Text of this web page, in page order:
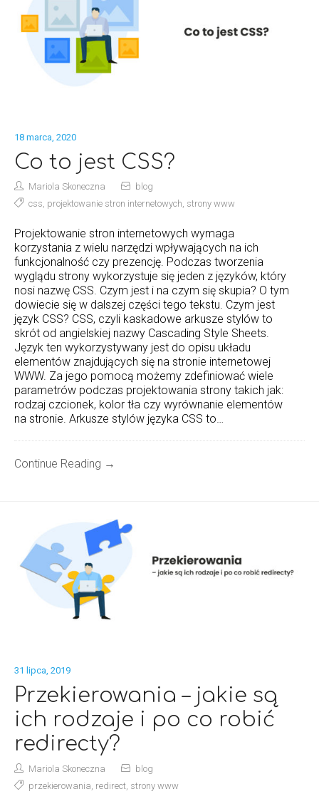
18 marca, 2020
Co to jest CSS?
Mariola Skoneczna
blog
css, projektowanie stron internetowych, strony www
Projektowanie stron internetowych wymaga
korzystania z wielu narzędzi wpływających na ich
funkcjonalność czy prezencję. Podczas tworzenia
wyglądu strony wykorzystuje się jeden z języków, który
nosi nazwę CSS. Czym jest i na czym się skupia? O tym
dowiecie się w dalszej części tego tekstu. Czym jest
język CSS? CSS, czyli kaskadowe arkusze stylów to
skrót od angielskiej nazwy Cascading Style Sheets.
Język ten wykorzystywany jest do opisu układu
elementów znajdujących się na stronie internetowej
WWW. Za jego pomocą możemy zdefiniować wiele
parametrów podczas projektowania strony takich jak:
rodzaj czcionek, kolor tła czy wyrównanie elementów
na stronie. Arkusze stylów języka CSS to…
Continue Reading →
31 lipca, 2019
Przekierowania – jakie są
ich rodzaje i po co robić
redirecty?
Mariola Skoneczna
blog
przekierowania redirect, strony www